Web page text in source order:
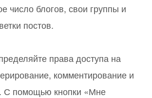
число блогов, свои группы и
постов.
права доступа на
комментирование и
С помощью кнопки «Мне